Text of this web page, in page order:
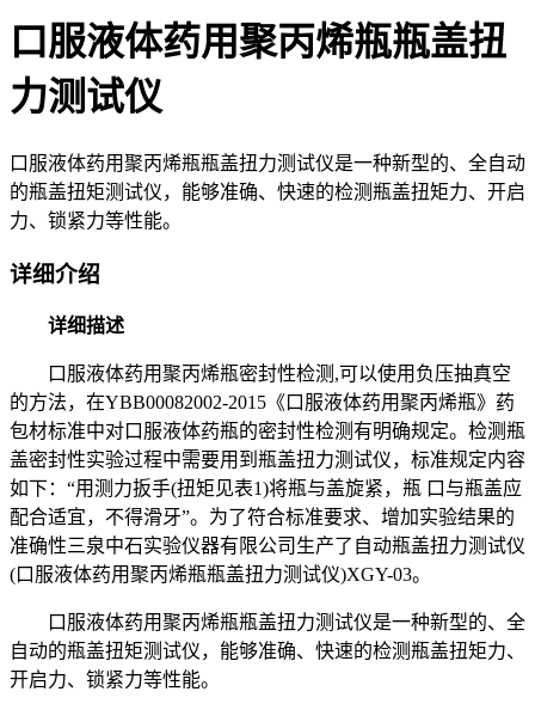
口服液体药用聚丙烯瓶瓶盖扭
力测试仪
口服液体药用聚丙烯瓶瓶盖扭力测试仪是一种新型的、全自动
的瓶盖扭矩测试仪，能够准确、快速的检测瓶盖扭矩力、开启
力、锁紧力等性能。
详细介绍
详细描述
口服液体药用聚丙烯瓶密封性检测,可以使用负压抽真空
的方法，在YBB00082002-2015《口服液体药用聚丙烯瓶》药
包材标准中对口服液体药瓶的密封性检测有明确规定。检测瓶
盖密封性实验过程中需要用到瓶盖扭力测试仪，标准规定内容
如下：“用测力扳手(扭矩见表1)将瓶与盖旋紧，瓶 口与瓶盖应
配合适宜，不得滑牙”。为了符合标准要求、增加实验结果的
准确性三泉中石实验仪器有限公司生产了自动瓶盖扭力测试仪
(口服液体药用聚丙烯瓶瓶盖扭力测试仪)XGY-03。
口服液体药用聚丙烯瓶瓶盖扭力测试仪是一种新型的、全
自动的瓶盖扭矩测试仪，能够准确、快速的检测瓶盖扭矩力、
开启力、锁紧力等性能。